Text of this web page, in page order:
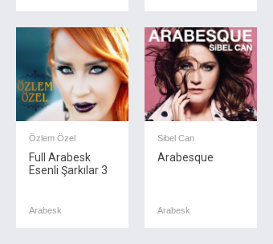
Özlem Özel
Full Arabesk
Esenli Şarkılar 3
Arabesk
Sibel Can
Arabesque
Arabesk